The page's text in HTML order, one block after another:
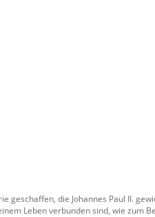
geschaffen, die Johannes Paul II.
Leben verbunden sind, wie zum